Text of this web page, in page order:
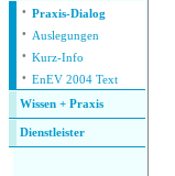
· Praxis-Dialog
· Auslegungen
· Kurz-Info
· EnEV 2004 Text
Wissen + Praxis
Dienstleister